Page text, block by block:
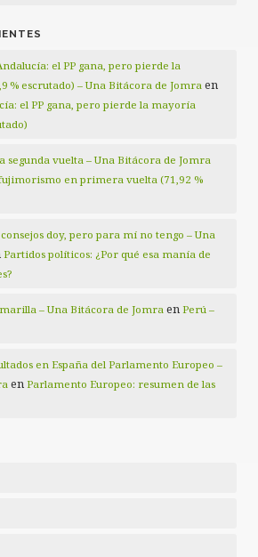
el PP gana, pero pierde la
% escrutado) – Una Bitácora de Jomra en
el PP gana, pero pierde la mayoría
segunda vuelta – Una Bitácora de Jomra
en primera vuelta (71,92 %
doy, pero para mí no tengo – Una
Partidos políticos: ¿Por qué esa manía de
– Una Bitácora de Jomra en Perú –
en España del Parlamento Europeo –
en Parlamento Europeo: resumen de las